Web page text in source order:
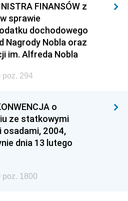
FINANSÓW z
sprawie
dochodowego
Nagrody Nobla oraz
im. Alfreda Nobla
poz. 294
o
ze statkowymi
2004,
dnia 13 lutego
poz. 1800